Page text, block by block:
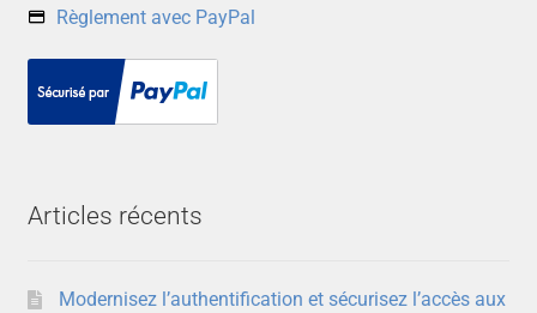
Règlement avec PayPal
Articles récents
Modernisez l’authentification et sécurisez l’accès aux